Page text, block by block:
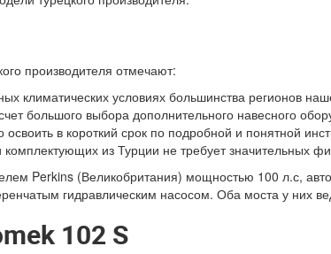
производителя отмечают:
климатических условиях большинства регионов
большого выбора дополнительного навесного
в короткий срок по подробной и понятной
из Турции не требует значительных
Perkins (Великобритания) мощностью 100 л.с,
гидравлическим насосом. Оба моста у них
102 S